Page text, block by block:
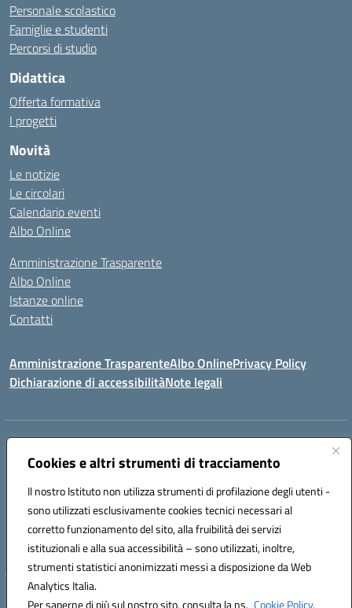
Cookies e altri strumenti di tracciamento
Il nostro Istituto non utilizza strumenti di profilazione degli utenti -
sono utilizzati esclusivamente cookies tecnici necessari al
corretto funzionamento del sito, alla fruibilità dei servizi
istituzionali e alla sua accessibilità – sono utilizzati, inoltre,
strumenti statistici anonimizzati messi a disposizione da Web
Analytics Italia.
Per saperne di più sul nostro sito, consulta la ns. Cookie Policy.
Personale scolastico
Famiglie e studenti
Percorsi di studio
Didattica
Offerta formativa
I progetti
Novità
Le notizie
Le circolari
Calendario eventi
Albo Online
Amministrazione Trasparente
Albo Online
Istanze online
Contatti
Amministrazione TrasparenteAlbo OnlinePrivacy Policy
Dichiarazione di accessibilitàNote legali
Indirizzo:
Centralino:0885/422972 Email:FGIC84600D@istruzione.it
Codice fiscale: 81004320719
Codice meccanografico:
FGIC84600D
Codice Indice delle Pubbliche Amministrazioni (IPA): istsc_FGIC84600D
Hosting & Powered by 3D Solution S.r.l.